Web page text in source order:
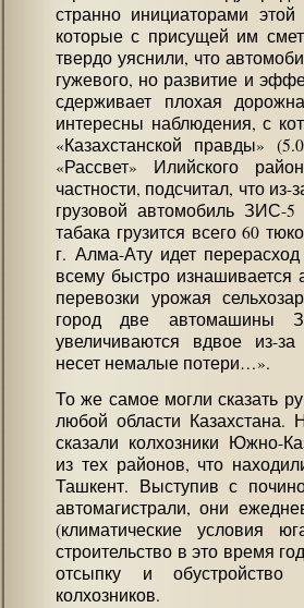
странно инициаторами
которые с присущей им
твердо уяснили, что
гужевого, но развитие и
сдерживает плохая
интересны наблюдения, с
«Казахстанской правды»
«Рассвет» Илийского
частности, подсчитал, что
грузовой автомобиль ЗИС-
табака грузится всего 60
г. Алма-Ату идет
всему быстро
перевозки урожая
город две автомашины
увеличиваются вдвое из-за
несет немалые потери…».
То же самое могли сказать
любой области
сказали колхозники Южно-
из тех районов, что
Ташкент. Выступив с
автомагистрали, они
(климатические условия
строительство в это время
отсыпку и
колхозников.